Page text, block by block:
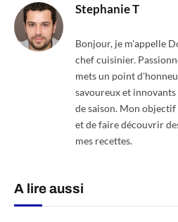
Stephanie T
Bonjour, je m'appelle
chef cuisinier.
mets un point
savoureux et
de saison. Mon objectif
et de faire découvrir
mes recettes.
A lire aussi